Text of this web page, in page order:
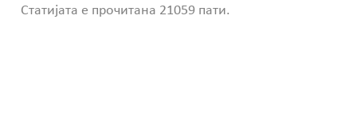
Статијата е прочитана 21059 пати.